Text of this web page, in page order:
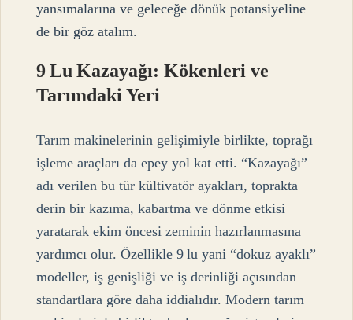
yansımalarına ve geleceğe dönük potansiyeline
de bir göz atalım.
9 Lu Kazayağı: Kökenleri ve
Tarımdaki Yeri
Tarım makinelerinin gelişimiyle birlikte, toprağı
işleme araçları da epey yol kat etti. “Kazayağı”
adı verilen bu tür kültivatör ayakları, toprakta
derin bir kazıma, kabartma ve dönme etkisi
yaratarak ekim öncesi zeminin hazırlanmasına
yardımcı olur. Özellikle 9 lu yani “dokuz ayaklı”
modeller, iş genişliği ve iş derinliği açısından
standartlara göre daha iddialıdır. Modern tarım